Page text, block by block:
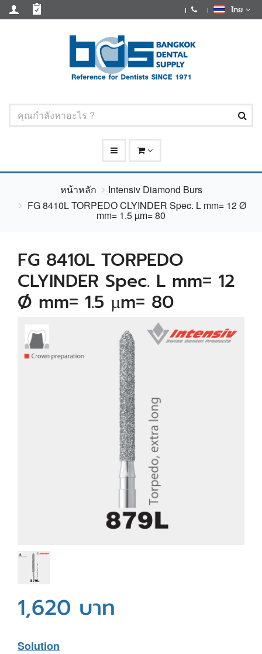
ไทย
หน้าหลัก
Intensiv Diamond Burs
FG 8410L TORPEDO CLYINDER Spec. L mm= 12 Ø
mm= 1.5 µm= 80
FG 8410L TORPEDO
CLYINDER Spec. L mm= 12
Ø mm= 1.5 µm= 80
1,620 บาท
Solution